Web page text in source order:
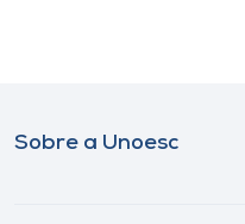
Sobre a Unoesc